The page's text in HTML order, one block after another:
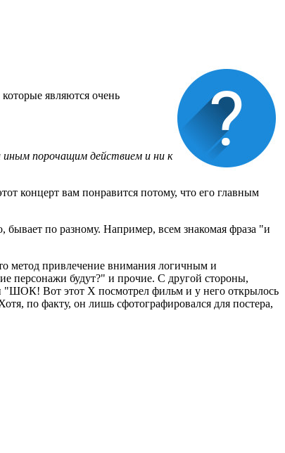
являются очень
иным порочащим действием и ни к
концерт вам понравится потому, что его главным
по разному. Например, всем знакомая фраза "и
метод привлечение внимания логичным и
персонажи будут?" и прочие. С другой стороны,
"ШОК! Вот этот X посмотрел фильм и у него открылось
по факту, он лишь сфотографировался для постера,